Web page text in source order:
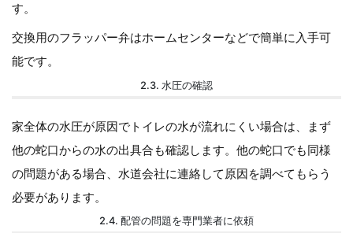
す。
交換用のフラッパー弁はホームセンターなどで簡単に入手可
能です。
2.3. 水圧の確認
家全体の水圧が原因でトイレの水が流れにくい場合は、まず
他の蛇口からの水の出具合も確認します。他の蛇口でも同様
の問題がある場合、水道会社に連絡して原因を調べてもらう
必要があります。
2.4. 配管の問題を専門業者に依頼